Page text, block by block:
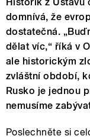
Historik z Ústavu
domnívá, že
dostatečná.
dělat víc,“ říká v
ale historickým
zvláštní období,
Rusko je jednou
nemusíme
Poslechněte si